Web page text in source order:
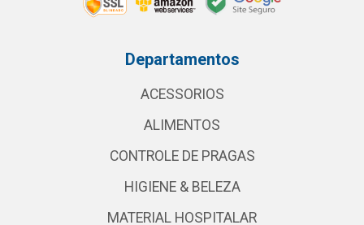
Departamentos
ACESSORIOS
ALIMENTOS
CONTROLE DE PRAGAS
HIGIENE & BELEZA
MATERIAL HOSPITALAR